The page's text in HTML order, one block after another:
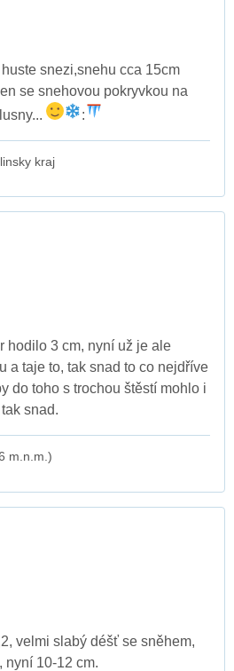
snezi,snehu cca 15cm
se snehovou pokryvkou na
:
kraj
hodilo 3 cm, nyní už je ale
a taje to, tak snad to co nejdříve
do toho s trochou štěstí mohlo i
snad.
m.n.m.)
velmi slabý déšť se sněhem,
nyní 10-12 cm.